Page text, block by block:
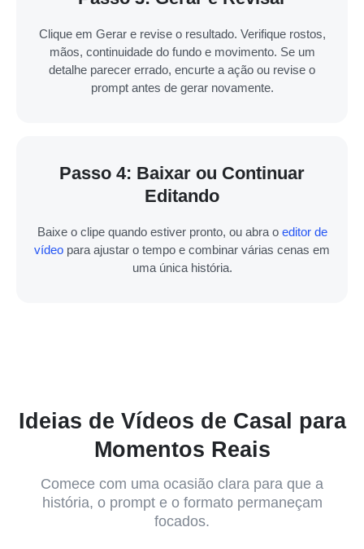
Clique em Gerar e revise o resultado. Verifique rostos,
mãos, continuidade do fundo e movimento. Se um
detalhe parecer errado, encurte a ação ou revise o
prompt antes de gerar novamente.
Passo 4: Baixar ou Continuar
Editando
Baixe o clipe quando estiver pronto, ou abra o editor de
vídeo para ajustar o tempo e combinar várias cenas em
uma única história.
Ideias de Vídeos de Casal para
Momentos Reais
Comece com uma ocasião clara para que a
história, o prompt e o formato permaneçam
focados.